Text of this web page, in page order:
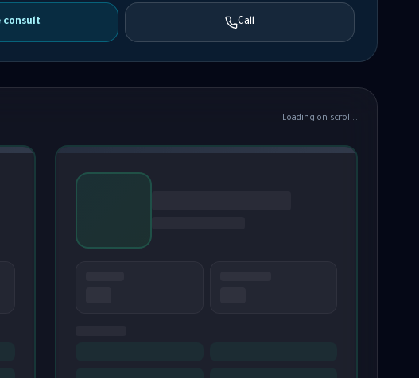
consult Call
Loading on scroll…